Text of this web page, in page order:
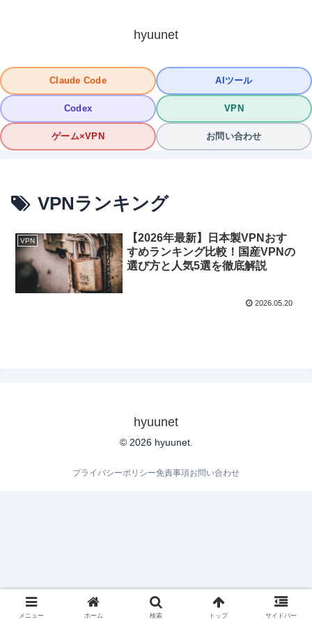
hyuunet
Claude Code AIツール
Codex VPN
ゲーム×VPN お問い合わせ
VPNランキング
VPN
【2026年最新】日本製VPNおす
すめランキング比較！国産VPNの
選び方と人気5選を徹底解説
2026.05.20
hyuunet
© 2026 hyuunet.
プライバシーポリシー免責事項お問い合わせ
メニュー ホーム 検索 トップ サイドバー